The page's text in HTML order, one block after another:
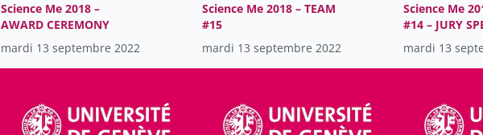
Science Me 2018 –
AWARD CEREMONY
mardi 13 septembre 2022
Science Me 2018 – TEAM
#15
mardi 13 septembre 2022
Science Me
#14 – JURY
PRIZE
mardi 13